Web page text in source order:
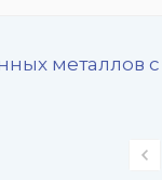
металлов с